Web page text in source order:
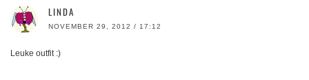
LINDA
NOVEMBER 29, 2012 / 17:12
Leuke outfit :)